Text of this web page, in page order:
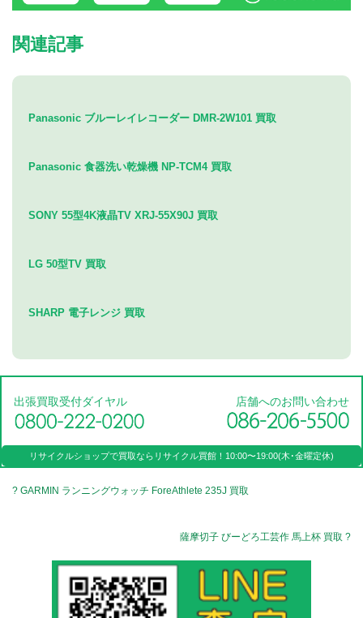
関連記事
Panasonic ブルーレイレコーダー DMR-2W101 買取
Panasonic 食器洗い乾燥機 NP-TCM4 買取
SONY 55型4K液晶TV XRJ-55X90J 買取
LG 50型TV 買取
SHARP 電子レンジ 買取
出張買取受付ダイヤル 店舗へのお問い合わせ
リサイクルショップで買取なら リサイクル買館！ 10:00〜19:00(木･金曜定休)
? GARMIN ランニングウォッチ ForeAthlete 235J 買取
薩摩切子 びーどろ工芸作 馬上杯 買取 ?